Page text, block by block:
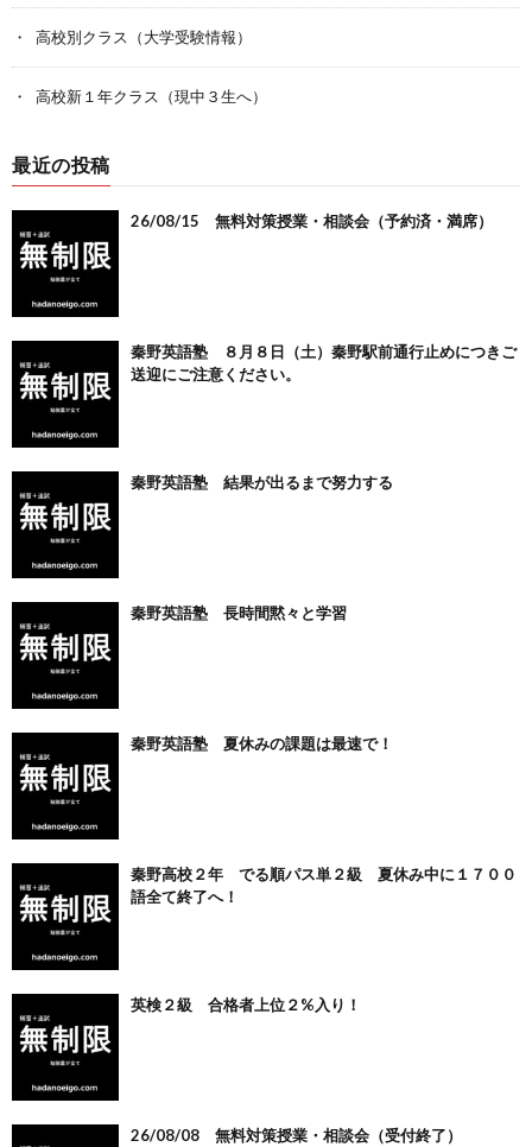
高校別クラス（大学受験情報）
高校新１年クラス（現中３生へ）
最近の投稿
26/08/15 無料対策授業・相談会（予約済・満席）
秦野英語塾 ８月８日（土）秦野駅前通行止めにつきご
送迎にご注意ください。
秦野英語塾 結果が出るまで努力する
秦野英語塾 長時間黙々と学習
秦野英語塾 夏休みの課題は最速で！
秦野高校２年 でる順パス単２級 夏休み中に１７００
語全て終了へ！
英検２級 合格者上位２%入り！
26/08/08 無料対策授業・相談会（受付終了）